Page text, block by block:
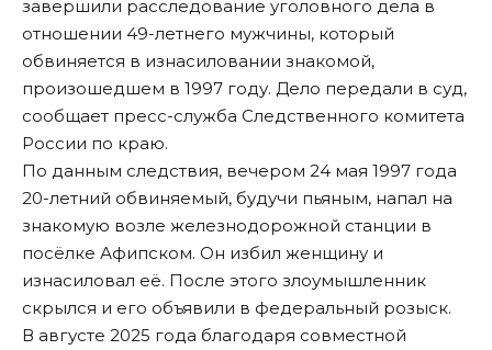
завершили расследование уголовного дела в
отношении 49-летнего мужчины, который
обвиняется в изнасиловании знакомой,
произошедшем в 1997 году. Дело передали в суд,
сообщает пресс-служба Следственного комитета
России по краю.
По данным следствия, вечером 24 мая 1997 года
20-летний обвиняемый, будучи пьяным, напал на
знакомую возле железнодорожной станции в
посёлке Афипском. Он избил женщину и
изнасиловал её. После этого злоумышленник
скрылся и его объявили в федеральный розыск.
В августе 2025 года благодаря совместной